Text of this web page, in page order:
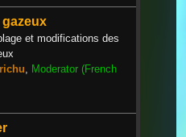
gazeux
et modifications des
Moderator (French